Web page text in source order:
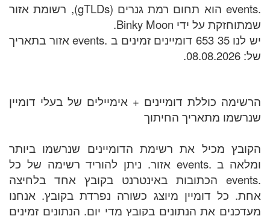
.events הוא תחום רמת גנרים (gTLDs), רשומת אזור
שמתוחזקת על ידי Binky Moon.
יש לנו 35 653 דומיינים זמינים ב .events אזור בתאריך
של: 08.08.2026.
הרשימה כוללת דומיינים + אימיילים של בעלי דומיין
שנרשמו מתאריך החיתוך
הקובץ מכיל את רשימת הדומיינים שנרשמו ביותר
ומלאה ב .events אזור. ניתן להוריד רשימה של כל
.events הכתובות באינטרנט בקובץ אחד בלחיצה
אחת. כל דומיין מיוצג כשורה נפרדת בקובץ. אנחנו
מעדכנים את הנתונים בקובץ מדי יום. הנתונים זמינים